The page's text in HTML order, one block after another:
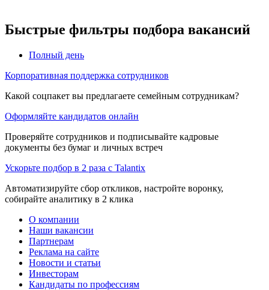
Быстрые фильтры подбора вакансий
Полный день
Корпоративная поддержка сотрудников
Какой соцпакет вы предлагаете семейным сотрудникам?
Оформляйте кандидатов онлайн
Проверяйте сотрудников и подписывайте кадровые
документы без бумаг и личных встреч
Ускорьте подбор в 2 раза с Talantix
Автоматизируйте сбор откликов, настройте воронку,
собирайте аналитику в 2 клика
О компании
Наши вакансии
Партнерам
Реклама на сайте
Новости и статьи
Инвесторам
Кандидаты по профессиям